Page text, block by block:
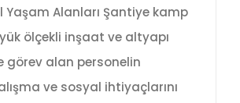
Yaşam Alanları Şantiye kamp
ölçekli inşaat ve altyapı
görev alan personelin
ve sosyal ihtiyaçlarını